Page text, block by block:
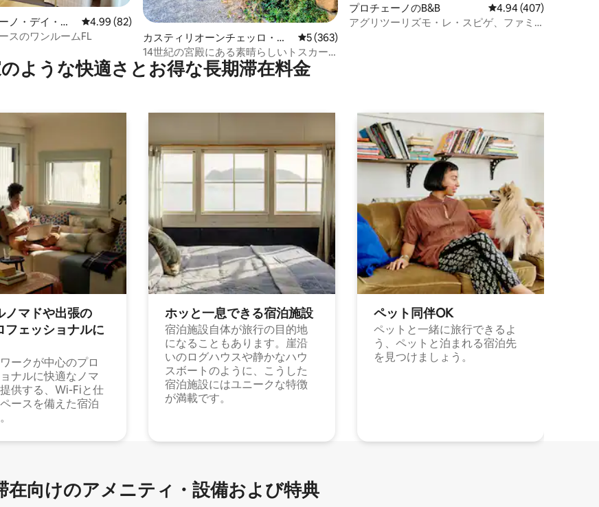
星の平均評価
ノ・デイ・バ
ン・アパート
レビュー82件、5つ星中4.99つ星の平均評価
4.99 (82)
スのワンルームFL
カスティリオーンチェッロ・デ
ル・トリノーロのマンション・
アパート
レビュー363件、5つ星中5つ星の平均評価
5 (363)
14世紀の宮殿にある素晴らしいトスカー
ナのアパート
プロチェーノのB&B レビュー407件、5つ
4.94 (407)
アグリツーリズモ・レ・スピゲ、ファミ
ような快⁠適⁠さ⁠とお⁠得⁠な長⁠期⁠滞⁠在料⁠金
ノマドや出⁠張⁠の
フ⁠ェ⁠ッ⁠シ⁠ョ⁠ナ⁠ル⁠に
ークが中心のプロ
ナルに快適なノマ
供する、Wi-Fiと仕
ースを備えた宿泊
ホッと一⁠息⁠で⁠き⁠る宿⁠泊施⁠設
宿泊施設自体が旅行の目的地
になることもあります。崖沿
いのログハウスや静かなハウ
スボートのように、こうした
宿泊施設にはユニークな特徴
が満載です。
ペット同⁠伴OK
ペットと一緒に旅行できるよ
う、ペットと泊まれる宿泊先
を見つけましょう。
在向け⁠のア⁠メ⁠ニ⁠テ⁠ィ⁠・設⁠備⁠および特⁠典